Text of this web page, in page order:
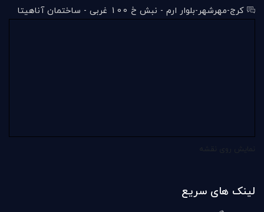
کرج-مهرشهر-بلوار ارم - نبش خ 100 غربی - ساختمان آناهیتا
لینک های سریع